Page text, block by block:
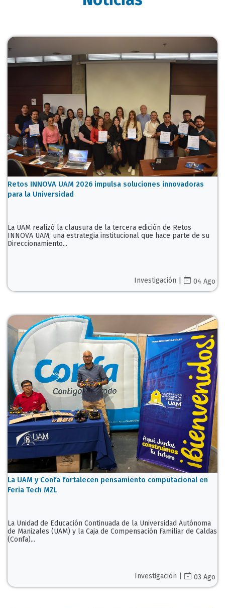
Retos INNOVA UAM 2026 impulsa soluciones innovadoras
para la Universidad
La UAM realizó la clausura de la tercera edición de Retos
INNOVA UAM, una estrategia institucional que hace parte de su
Direccionamiento...
Investigación | 04 Ago
La UAM y Confa fortalecen pensamiento computacional en
Feria Tech MZL
La Unidad de Educación Continuada de la Universidad Autónoma
de Manizales (UAM) y la Caja de Compensación Familiar de Caldas
(Confa)...
Investigación | 03 Ago